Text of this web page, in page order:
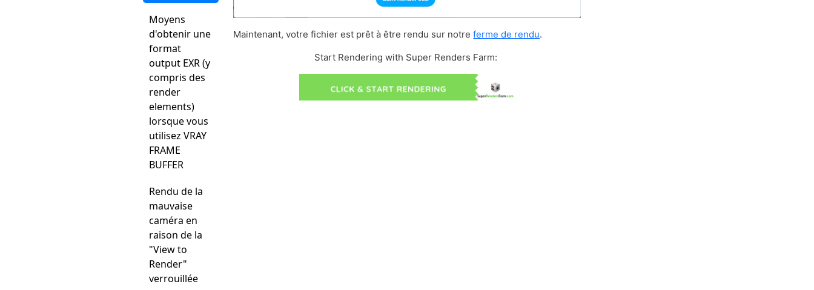
Moyens
d'obtenir une
format
output EXR (y
compris des
render
elements)
lorsque vous
utilisez VRAY
FRAME
BUFFER
Rendu de la
mauvaise
caméra en
raison de la
"View to
Render"
verrouillée
Maintenant, votre fichier est prêt à être rendu sur notreferme de rendu.
Start Rendering with Super Renders Farm: